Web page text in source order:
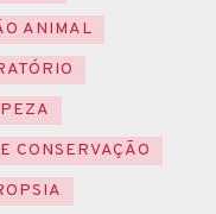
ANIMAL
CONSERVAÇÃO